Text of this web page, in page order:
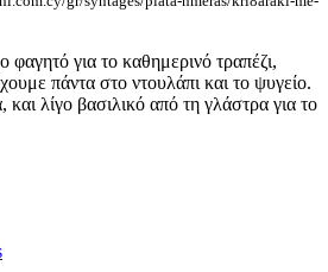
για το καθημερινό τραπέζι,
πάντα στο ντουλάπι και το ψυγείο.
λίγο βασιλικό από τη γλάστρα για το